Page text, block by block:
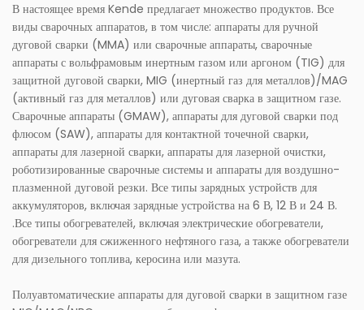
В настоящее время Kende предлагает множество продуктов. Все
виды сварочных аппаратов, в том числе: аппараты для ручной
дуговой сварки (MMA) или сварочные аппараты, сварочные
аппараты с вольфрамовым инертным газом или аргоном (TIG) для
защитной дуговой сварки, MIG (инертный газ для металлов)/MAG
(активный газ для металлов) или дуговая сварка в защитном газе.
Сварочные аппараты (GMAW), аппараты для дуговой сварки под
флюсом (SAW), аппараты для контактной точечной сварки,
аппараты для лазерной сварки, аппараты для лазерной очистки,
роботизированные сварочные системы и аппараты для воздушно-
плазменной дуговой резки. Все типы зарядных устройств для
аккумуляторов, включая зарядные устройства на 6 В, 12 В и 24 В.
.Все типы обогревателей, включая электрические обогреватели,
обогреватели для сжиженного нефтяного газа, а также обогреватели
для дизельного топлива, керосина или мазута.
Полуавтоматические аппараты для дуговой сварки в защитном газе